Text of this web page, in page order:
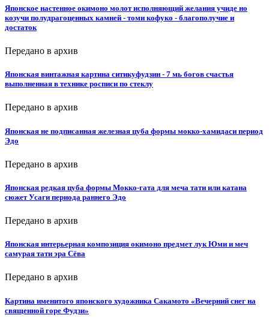
Японское настенное окимоно молот исполняющий желания учиде но
козучи полудрагоценных камней - томи кофуко - благополучие и
достаток
Передано в архив
Японская винтажная картина ситикуфудзин - 7 мь богов счастья
выполненная в технике росписи по стеклу
Передано в архив
Японская не подписанная железная цуба формы мокко-хамидаси период
Эдо
Передано в архив
Японская редкая цуба формы Мокко-гата для меча тати или катана
сюжет Усаги периода раннего Эдо
Передано в архив
Японская интерьерная композиция окимоно предмет лук Юми и меч
самурая тати эра Сёва
Передано в архив
Картина именитого японского художника Сакамото «Вечерний снег на
священной горе Фудзи»